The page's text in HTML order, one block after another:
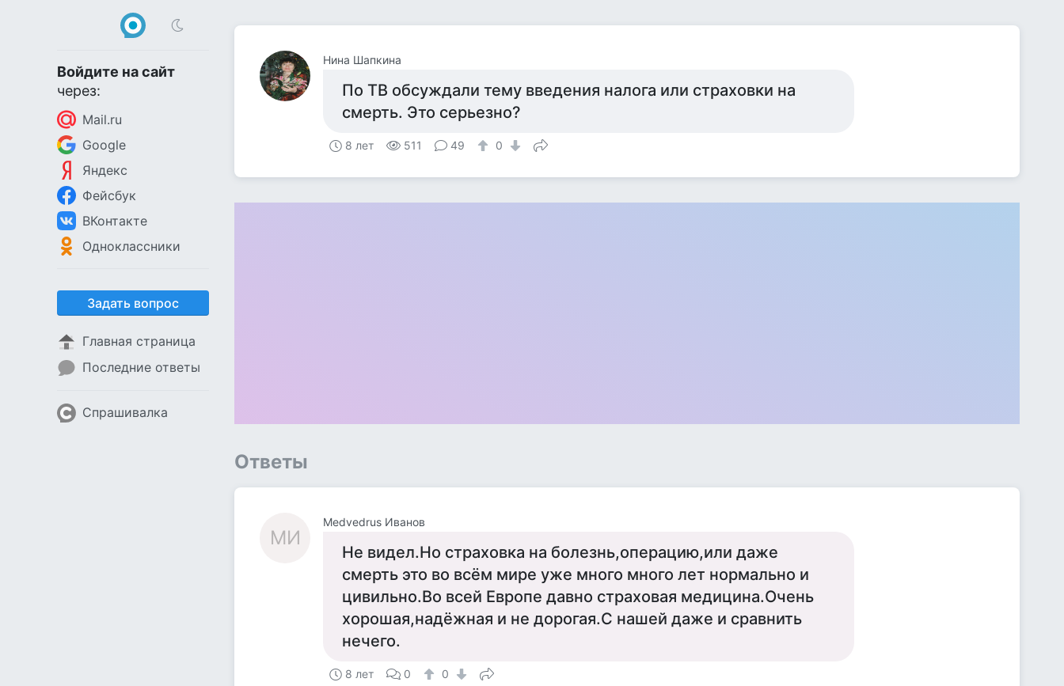
Войдите на сайт
через:
Mail.ru
Google
Яндекс
Фейсбук
ВКонтакте
Одноклассники
Задать вопрос
Главная страница
Последние ответы
Спрашивалка
Нина Шапкина
По ТВ обсуждали тему введения налога или страховки на
смерть. Это серьезно?
8 лет 511 49 0
Ответы
MИ
Medvedrus Иванов
Не видел.Но страховка на болезнь,операцию,или даже
смерть это во всём мире уже много много лет нормально и
цивильно.Во всей Европе давно страховая медицина.Очень
хорошая,надёжная и не дорогая.С нашей даже и сравнить
нечего.
8 лет 0 0